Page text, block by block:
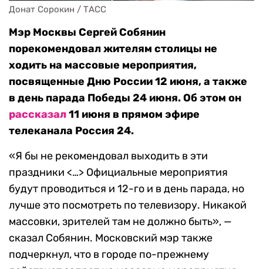
Донат Сорокин / ТАСС
Мэр Москвы Сергей Собянин
порекомендовал жителям столицы не
ходить на массовые мероприятия,
посвященные Дню России 12 июня, а также
в день парада Победы 24 июня. Об этом он
рассказал11 июня в прямом эфире
телеканала Россия 24.
«Я бы не рекомендовал выходить в эти
праздники <…> Официальные мероприятия
будут проводиться и 12-го и в день парада, но
лучше это посмотреть по телевизору. Никакой
массовки, зрителей там не должно быть», —
сказал Собянин. Московский мэр также
подчеркнул, что в городе по-прежнему